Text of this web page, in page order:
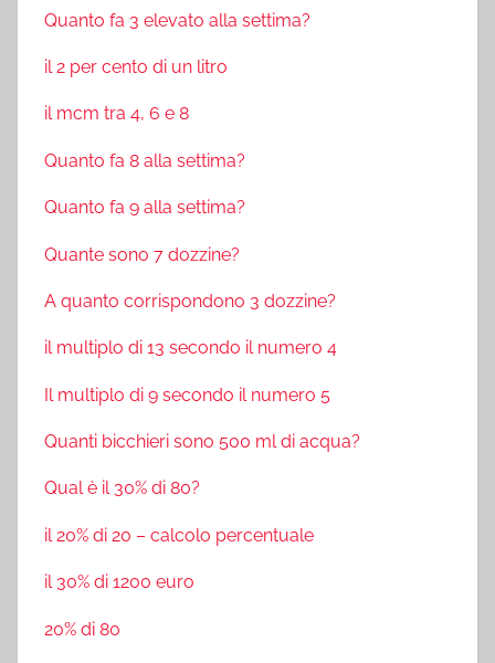
Quanto fa 3 elevato alla settima?
il 2 per cento di un litro
il mcm tra 4, 6 e 8
Quanto fa 8 alla settima?
Quanto fa 9 alla settima?
Quante sono 7 dozzine?
A quanto corrispondono 3 dozzine?
il multiplo di 13 secondo il numero 4
Il multiplo di 9 secondo il numero 5
Quanti bicchieri sono 500 ml di acqua?
Qual è il 30% di 80?
il 20% di 20 – calcolo percentuale
il 30% di 1200 euro
20% di 80